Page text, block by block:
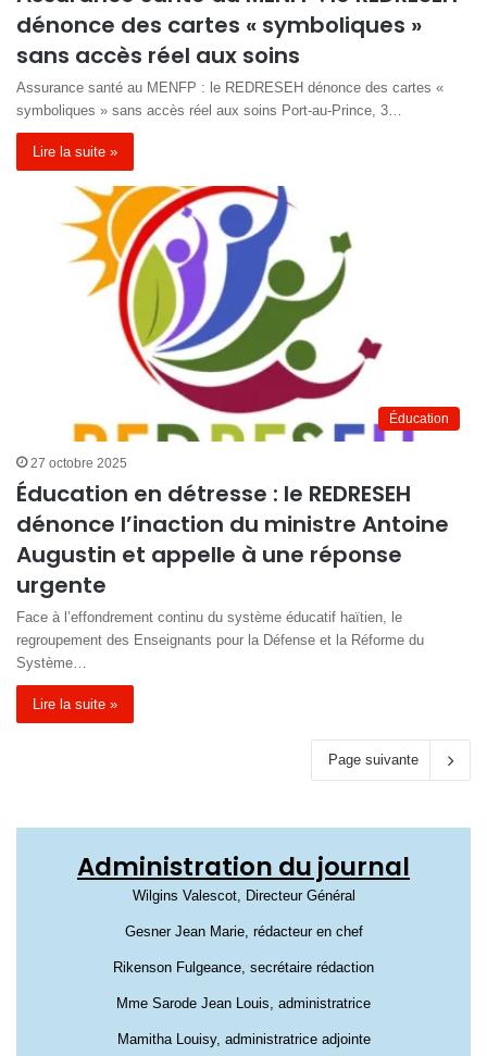
dénonce des cartes « symboliques »
sans accès réel aux soins
Assurance santé au MENFP : le REDRESEH dénonce des cartes «
symboliques » sans accès réel aux soins Port-au-Prince, 3…
Lire la suite »
Éducation
27 octobre 2025
Éducation en détresse : le REDRESEH
dénonce l’inaction du ministre Antoine
Augustin et appelle à une réponse
urgente
Face à l’effondrement continu du système éducatif haïtien, le
regroupement des Enseignants pour la Défense et la Réforme du
Système…
Lire la suite »
Page suivante
Administration du journal
Wilgins Valescot, Directeur Général
Gesner Jean Marie, rédacteur en chef
Rikenson Fulgeance, secrétaire rédaction
Mme Sarode Jean Louis, administratrice
Mamitha Louisy, administratrice adjointe